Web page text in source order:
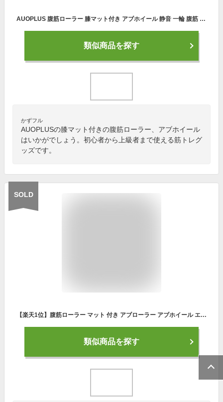
AUOPLUS 腹筋ローラー 膝マット付き アブホイール 静音 一輪 腹筋 トレーニング器具 筋トレグッズ エクササイズローラー 体幹 ストレッチ ダイエット器具 男性/女性 初心者/上級者 アブローラー (レッド)
類似商品を探す
かずフル
AUOPLUSの膝マット付きの腹筋ローラー、アブホイール
はいかがでしょう。初心者から上級者まで使える筋トレグ
ッズです。
SOLD
【楽天1位】腹筋ローラー マット 付き アブローラー アブホイール エクササイズ ローラー 静音 コンパクト 小型 筋トレ ダイエット 器具
類似商品を探す